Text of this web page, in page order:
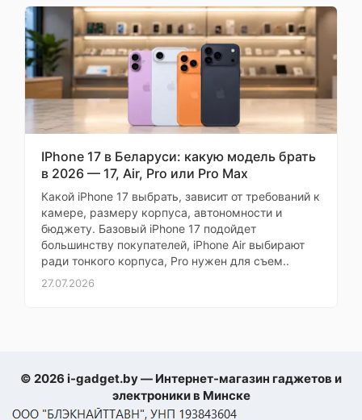
f/2.6, 73 мм, 1/1.95", 0.8
мкм, оптика из 4 линз,
3x оптический зум,
PDAF, оптическая
стабилизация,
телеобъектив
Максимальное
разрешение видео
7680x4320 (30
кадров/с)
Беспроводная
зарядка
50 Вт
Обратная
беспроводная
зарядка
10 Вт
Быстрая зарядка
Oppo SuperVOOC
карт
Формат SIM-карты nano-SIM, eSIM
Клиент
Страница
1 из 3
Оставить
отзыв
Ваша
оценка
Комментарий
IPhone 17 в Беларуси: какую модель брать
в 2026 — 17, Air, Pro или Pro Max
Какой iPhone 17 выбрать, зависит от требований к
камере, размеру корпуса, автономности и
бюджету. Базовый iPhone 17 подойдет
большинству покупателей, iPhone Air выбирают
ради тонкого корпуса, Pro нужен для съем..
27.07.2026
© 2026 i-gadget.by — Интернет-магазин гаджетов и
электроники в Минске